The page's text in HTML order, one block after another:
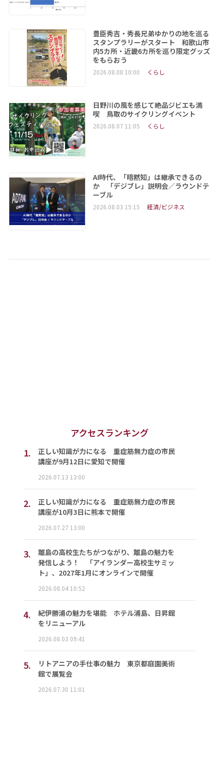
豊臣秀吉・秀長兄弟ゆかりの地を巡る
スタンプラリーがスタート 和歌山市
内5カ所・近畿6カ所を巡り限定グッズ
をもらおう
2026.08.08 10:00 くらし
日野川の風を感じて絶品ジビエも満
喫 鳥取のサイクリングイベント
2026.08.07 11:05 くらし
AI時代、「暗黙知」は継承できるの
か 「デジブレ」説明会／ラウンドテ
ーブル
2026.08.03 15:15 経済/ビジネス
アクセスランキング
1.
正しい知識が力になる 重症筋無力症の市民
講座が9月12日に愛知で開催
2026.07.13 13:00
2.
正しい知識が力になる 重症筋無力症の市民
講座が10月3日に熊本で開催
2026.07.27 13:00
3.
離島の高校生たちがつながり、離島の魅力を
発信しよう！ 「アイランダー高校生サミッ
ト」、2027年1月にオンラインで開催
2026.08.04 10:52
4.
紀伊勝浦の魅力を堪能 ホテル浦島、日昇館
をリニューアル
2026.08.03 09:41
5.
リトアニアの手仕事の魅力 東京都庭園美術
館で展覧会
2026.07.30 11:01